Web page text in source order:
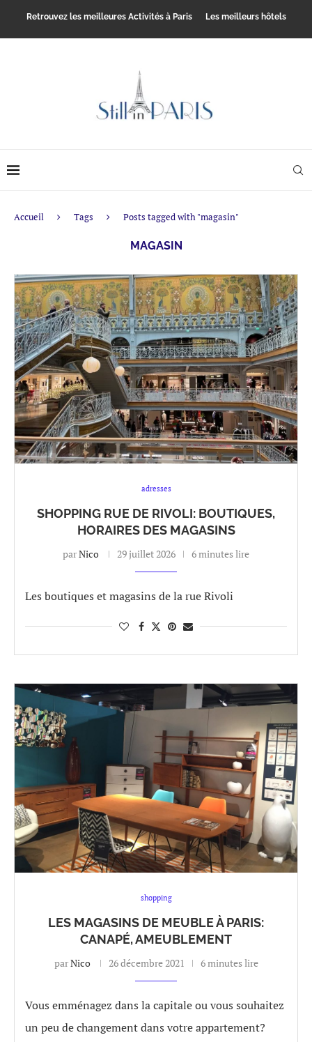
Retrouvez les meilleures Activités à Paris Les meilleurs hôtels
Accueil Tags Posts tagged with "magasin"
MAGASIN
adresses
SHOPPING RUE DE RIVOLI: BOUTIQUES,
HORAIRES DES MAGASINS
parNico 29 juillet 2026 6 minutes lire
Les boutiques et magasins de la rue Rivoli
shopping
LES MAGASINS DE MEUBLE À PARIS:
CANAPÉ, AMEUBLEMENT
parNico 26 décembre 2021 6 minutes lire
Vous emménagez dans la capitale ou vous souhaitez
un peu de changement dans votre appartement?